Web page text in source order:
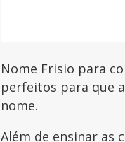
Nome Frisio para
perfeitos para que
nome.
Além de ensinar as